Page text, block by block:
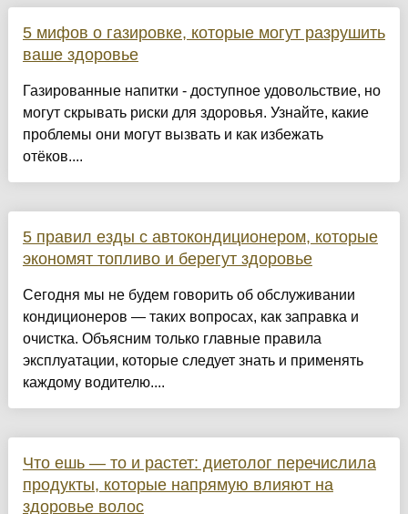
5 мифов о газировке, которые могут разрушить
ваше здоровье
Газированные напитки - доступное удовольствие, но
могут скрывать риски для здоровья. Узнайте, какие
проблемы они могут вызвать и как избежать
отёков....
5 правил езды с автокондиционером, которые
экономят топливо и берегут здоровье
Сегодня мы не будем говорить об обслуживании
кондиционеров — таких вопросах, как заправка и
очистка. Объясним только главные правила
эксплуатации, которые следует знать и применять
каждому водителю....
Что ешь — то и растет: диетолог перечислила
продукты, которые напрямую влияют на
здоровье волос